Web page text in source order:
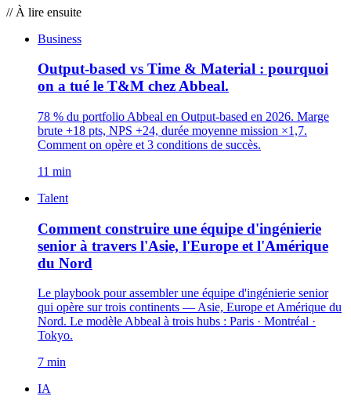
// À lire ensuite
Business
Output-based vs Time & Material : pourquoi
on a tué le T&M chez Abbeal.
78 % du portfolio Abbeal en Output-based en 2026. Marge
brute +18 pts, NPS +24, durée moyenne mission ×1,7.
Comment on opère et 3 conditions de succès.
11 min
Talent
Comment construire une équipe d'ingénierie
senior à travers l'Asie, l'Europe et l'Amérique
du Nord
Le playbook pour assembler une équipe d'ingénierie senior
qui opère sur trois continents — Asie, Europe et Amérique du
Nord. Le modèle Abbeal à trois hubs : Paris · Montréal ·
Tokyo.
7 min
IA